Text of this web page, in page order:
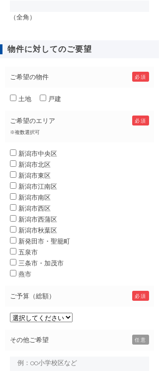
（全角）
物件に対してのご要望
ご希望の物件 必須
土地 戸建
ご希望のエリア 必須
※複数選択可
新潟市中央区
新潟市北区
新潟市東区
新潟市江南区
新潟市南区
新潟市西区
新潟市西蒲区
新潟市秋葉区
新発田市・聖籠町
五泉市
三条市・加茂市
燕市
ご予算（総額） 必須
その他ご希望 任意